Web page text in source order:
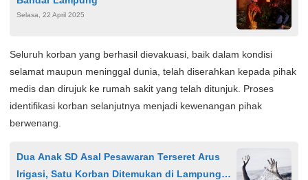
Selasa, 22 April 2025
Seluruh korban yang berhasil dievakuasi, baik dalam kondisi
selamat maupun meninggal dunia, telah diserahkan kepada pihak
medis dan dirujuk ke rumah sakit yang telah ditunjuk. Proses
identifikasi korban selanjutnya menjadi kewenangan pihak
berwenang.
Dua Anak SD Asal Pesawaran Terseret Arus
Irigasi, Satu Korban Ditemukan di Lampung